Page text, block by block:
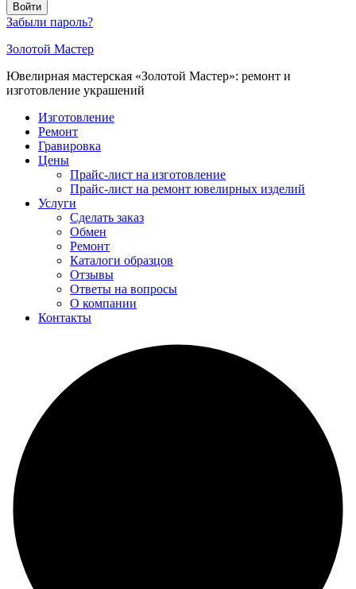
Войти
Забыли пароль?
Золотой Мастер
Ювелирная мастерская «Золотой Мастер»: ремонт и
изготовление украшений
Изготовление
Ремонт
Гравировка
Цены
Прайс-лист на изготовление
Прайс-лист на ремонт ювелирных изделий
Услуги
Сделать заказ
Обмен
Ремонт
Каталоги образцов
Отзывы
Ответы на вопросы
О компании
Контакты